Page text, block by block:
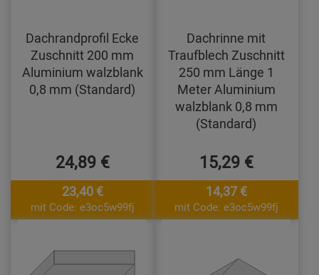
Dachrandprofil Ecke
Zuschnitt 200 mm
Aluminium walzblank
0,8 mm (Standard)
24,89 €
23,40 €
mit Code: e3oc5w99fj
Dachrinne mit
Traufblech Zuschnitt
250 mm Länge 1
Meter Aluminium
walzblank 0,8 mm
(Standard)
15,29 €
14,37 €
mit Code: e3oc5w99fj